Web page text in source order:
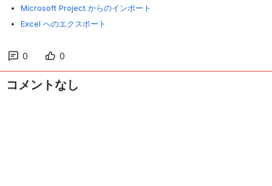
Microsoft Project からのインポート
Excel へのエクスポート
0 0
コメントなし